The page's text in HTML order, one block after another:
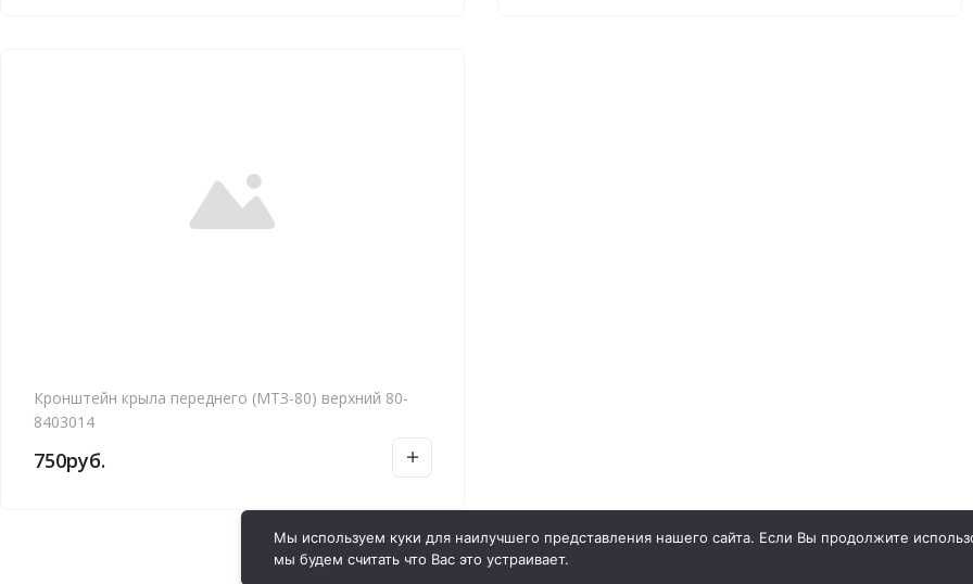
Кронштейн крыла переднего (МТЗ-80) верхний 80-
8403014
750руб.
Мы используем куки для наилучшего представления нашего сайта. Если Вы продолжите
мы будем считать что Вас это устраивает.